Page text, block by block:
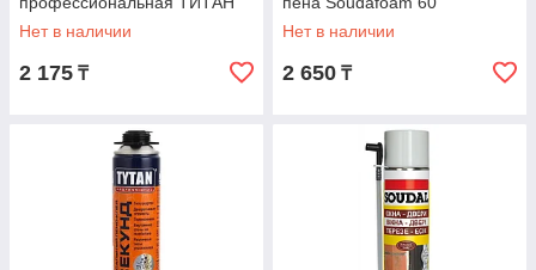
Нет в наличии
2 175 ₸
Нет в наличии
2 650 ₸